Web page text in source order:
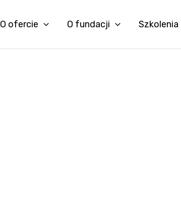
O ofercie O fundacji Szkolenia